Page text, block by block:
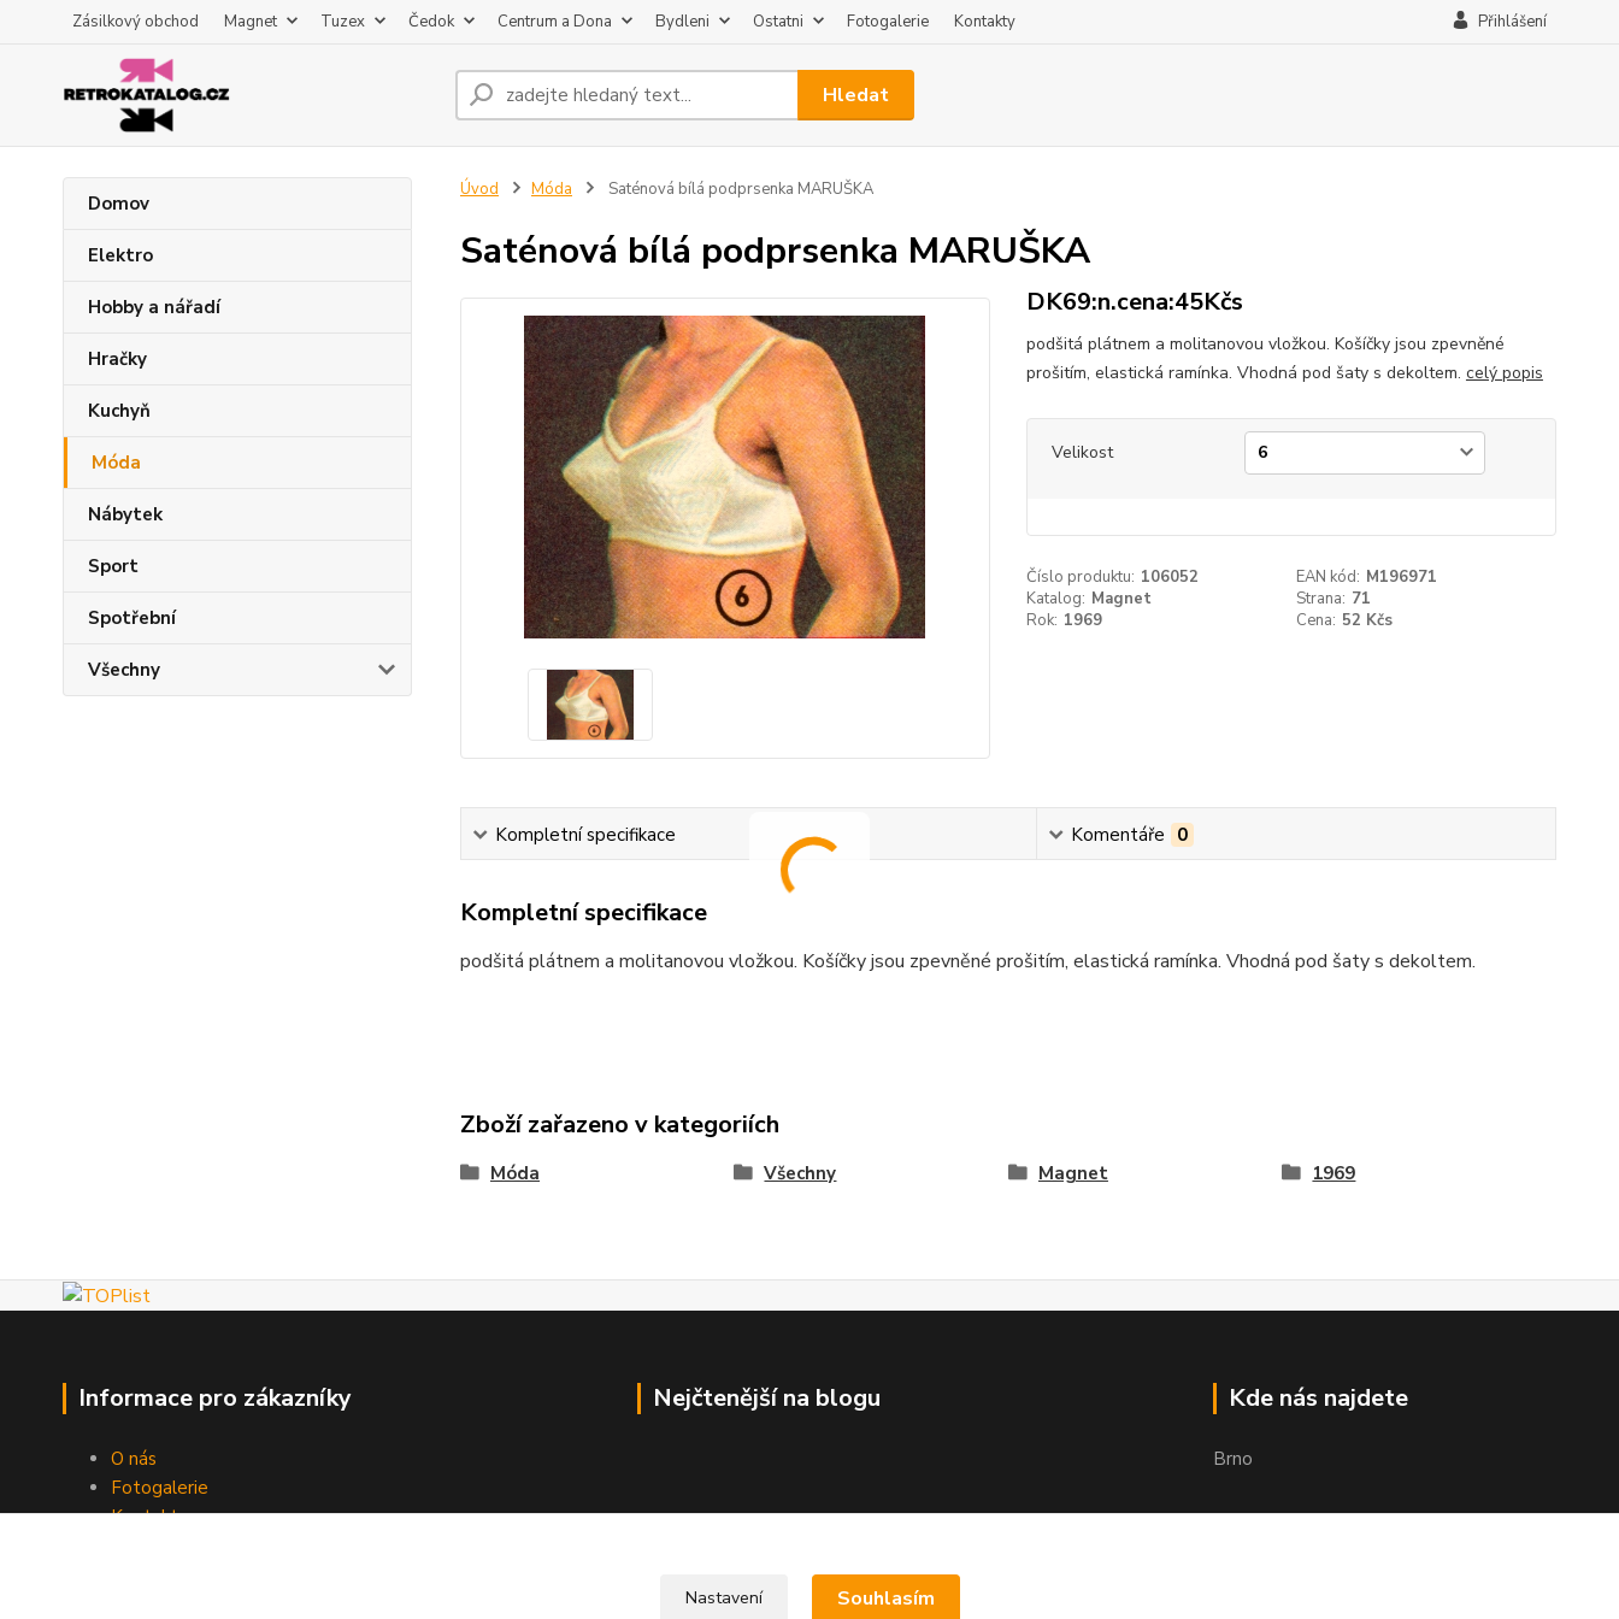
Zásilkový obchod Magnet Tuzex Čedok Centrum a Dona Bydleni Ostatni Fotogalerie Kontakty Přihlášení
Hledat
Domov
Elektro
Hobby a nářadí
Hračky
Kuchyň
Móda
Nábytek
Sport
Spotřební
Všechny
Úvod Móda Saténová bílá podprsenka MARUŠKA
Saténová bílá podprsenka MARUŠKA
DK69:n.cena:45Kčs
podšitá plátnem a molitanovou vložkou. Košíčky jsou zpevněné
prošitím, elastická ramínka. Vhodná pod šaty s dekoltem. celý popis
Velikost
Číslo produktu: 106052 EAN kód: M196971
Katalog: Magnet Strana: 71
Rok: 1969 Cena: 52 Kčs
Kompletní specifikace Komentáře 0
Kompletní specifikace
podšitá plátnem a molitanovou vložkou. Košíčky jsou zpevněné prošitím, elastická ramínka. Vhodná pod šaty s dekoltem.
Zboží zařazeno v kategoriích
Móda Všechny Magnet 1969
Informace pro zákazníky
O nás
Fotogalerie
Kontakty
Nejčtenější na blogu Kde nás najdete
Brno
Nastavení Souhlasím